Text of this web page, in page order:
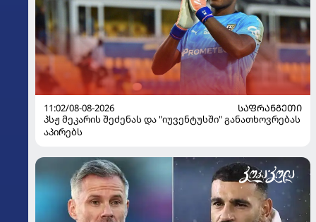
11:02/08-08-2026
ᲡᲐᲤᲠᲐᲜᲒᲔᲗᲘ
პსჟ მეკარის შეძენას და "იუვენტუსში" განათხოვრებას
აპირებს